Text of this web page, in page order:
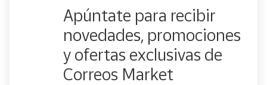
Apúntate para recibir
novedades, promociones
y ofertas exclusivas de
Correos Market